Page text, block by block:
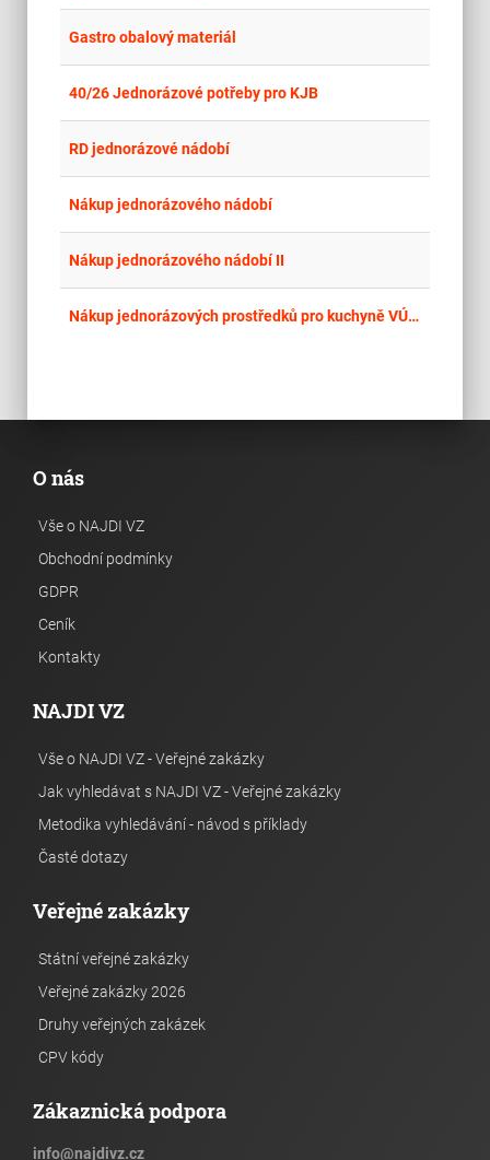
Gastro obalový materiál
40/26 Jednorázové potřeby pro KJB
RD jednorázové nádobí
Nákup jednorázového nádobí
Nákup jednorázového nádobí II
Nákup jednorázových prostředků pro kuchyně VÚ 8660 Vyškov
O nás
Vše o NAJDI VZ
Obchodní podmínky
GDPR
Ceník
Kontakty
NAJDI VZ
Vše o NAJDI VZ - Veřejné zakázky
Jak vyhledávat s NAJDI VZ - Veřejné zakázky
Metodika vyhledávání - návod s příklady
Časté dotazy
Veřejné zakázky
Státní veřejné zakázky
Veřejné zakázky 2026
Druhy veřejných zakázek
CPV kódy
Zákaznická podpora
info@najdivz.cz